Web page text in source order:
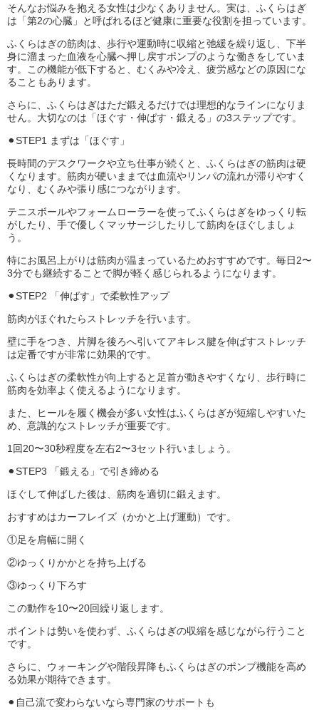
そんなお悩みを抱える女性は少なくありません。実は、ふくらはぎ
は「第2の心臓」と呼ばれるほど健康に重要な役割を担っています。
ふくらはぎの筋肉は、歩行や運動時に収縮と弛緩を繰り返し、下半
身に溜まった血液を心臓へ押し戻すポンプのような働きをしていま
す。この機能が低下すると、むくみや冷え、疲労感などの原因にな
ることもあります。
さらに、ふくらはぎはただ鍛えるだけでは理想的なラインになりま
せん。大切なのは「ほぐす・伸ばす・鍛える」の3ステップです。
⚫︎STEP1 まずは「ほぐす」
長時間のデスクワークや立ち仕事が続くと、ふくらはぎの筋肉は硬
くなります。筋肉が硬いままでは血流やリンパの流れが滞りやすく
なり、むくみや張り感につながります。
テニスボールやフォームローラーを使ってふくらはぎをゆっくり転
がしたり、手で優しくマッサージしたりして筋肉をほぐしましょ
う。
特にお風呂上がりは筋肉が温まっているためおすすめです。毎日2〜
3分でも継続することで脚が軽く感じられるようになります。
⚫︎STEP2 「伸ばす」で柔軟性アップ
筋肉がほぐれたらストレッチを行います。
壁に手をつき、片脚を後ろへ引いてアキレス腱を伸ばすストレッチ
は定番ですが非常に効果的です。
ふくらはぎの柔軟性が向上すると足首が動きやすくなり、歩行時に
筋肉を効率よく使えるようになります。
また、ヒールを履く機会が多い女性はふくらはぎが短縮しやすいた
め、意識的なストレッチが重要です。
1回20〜30秒程度を左右2〜3セット行いましょう。
⚫︎STEP3 「鍛える」で引き締める
ほぐして伸ばした後は、筋肉を適切に鍛えます。
おすすめはカーフレイズ（かかと上げ運動）です。
①足を肩幅に開く
②ゆっくりかかとを持ち上げる
③ゆっくり下ろす
この動作を10〜20回繰り返します。
ポイントは勢いを使わず、ふくらはぎの収縮を感じながら行うこと
です。
さらに、ウォーキングや階段昇降もふくらはぎのポンプ機能を高め
る効果が期待できます。
⚫︎自己流で変わらないなら専門家のサポートも